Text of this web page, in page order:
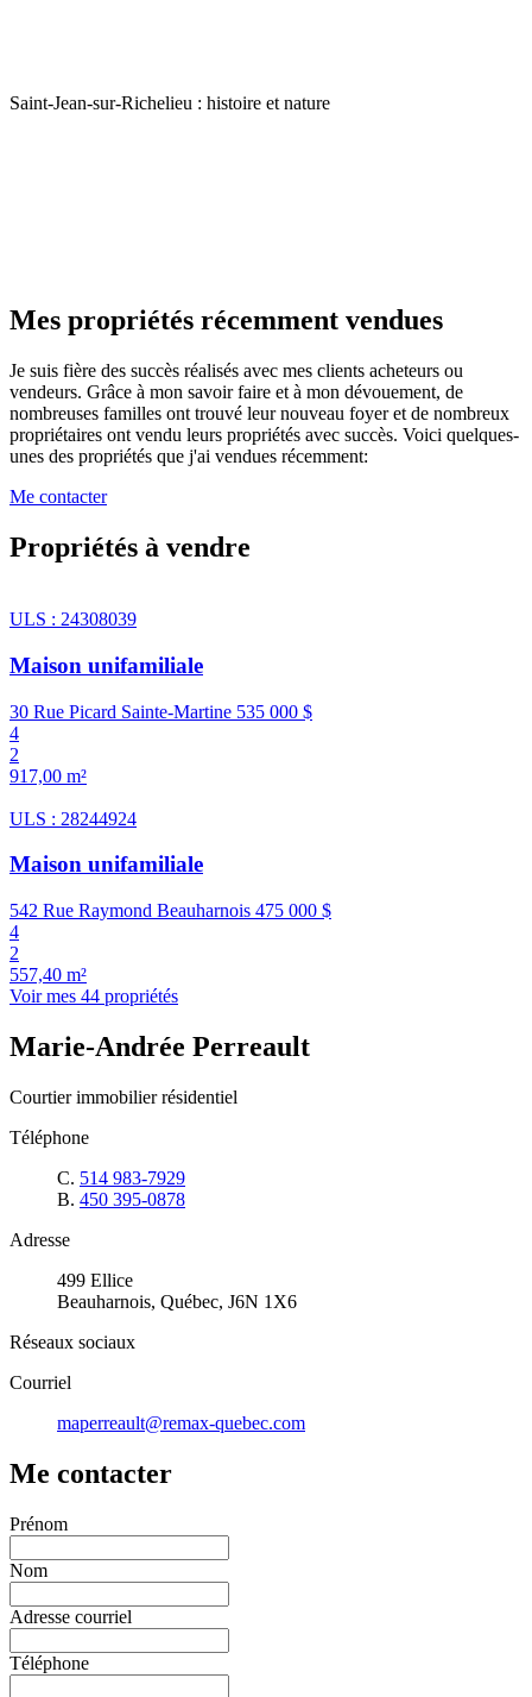
Saint-Jean-sur-Richelieu : histoire et nature
Mes propriétés récemment vendues
Je suis fière des succès réalisés avec mes clients acheteurs ou
vendeurs. Grâce à mon savoir faire et à mon dévouement, de
nombreuses familles ont trouvé leur nouveau foyer et de nombreux
propriétaires ont vendu leurs propriétés avec succès. Voici quelques-
unes des propriétés que j'ai vendues récemment:
Me contacter
Propriétés à vendre
ULS : 24308039
Maison unifamiliale
30 Rue Picard Sainte-Martine 535 000 $
4
2
917,00 m²
ULS : 28244924
Maison unifamiliale
542 Rue Raymond Beauharnois 475 000 $
4
2
557,40 m²
Voir mes 44 propriétés
Marie-Andrée Perreault
Courtier immobilier résidentiel
Téléphone
C. 514 983-7929
B. 450 395-0878
Adresse
499 Ellice
Beauharnois, Québec, J6N 1X6
Réseaux sociaux
Courriel
maperreault@remax-quebec.com
Me contacter
Prénom
Nom
Adresse courriel
Téléphone